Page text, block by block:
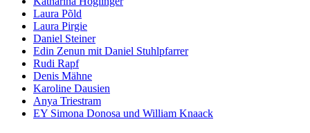
Laura Põld
Laura Pirgie
Daniel Steiner
Edin Zenun mit Daniel Stuhlpfarrer
Rudi Rapf
Denis Mähne
Karoline Dausien
Anya Triestram
EY Simona Donosa und William Knaack